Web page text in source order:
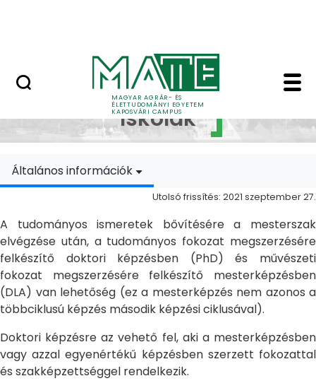
MAGYAR AGRÁR- ÉS
ÉLETTUDOMÁNYI EGYETEM
KAPOSVÁRI CAMPUS
Doktori Iskolák -
Doktori
Iskolák
Általános információk
Utolsó frissítés: 2021 szeptember 27.
A tudományos ismeretek bővítésére a mesterszak
elvégzése után, a tudományos fokozat megszerzésére
felkészítő doktori képzésben (PhD) és művészeti
fokozat megszerzésére felkészítő mesterképzésben
(DLA) van lehetőség (ez a mesterképzés nem azonos a
többciklusú képzés második képzési ciklusával).
Doktori képzésre az vehető fel, aki a mesterképzésben
vagy azzal egyenértékű képzésben szerzett fokozattal
és szakképzettséggel rendelkezik.